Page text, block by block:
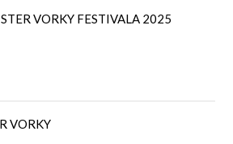
VORKY FESTIVALA 2025
VORKY